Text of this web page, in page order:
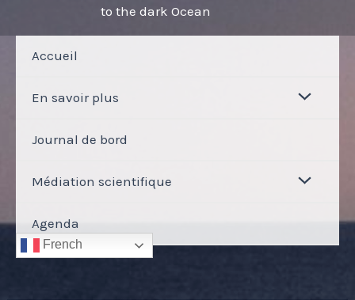
to the dark Ocean
Accueil
En savoir plus
Journal de bord
Médiation scientifique
Agenda
French